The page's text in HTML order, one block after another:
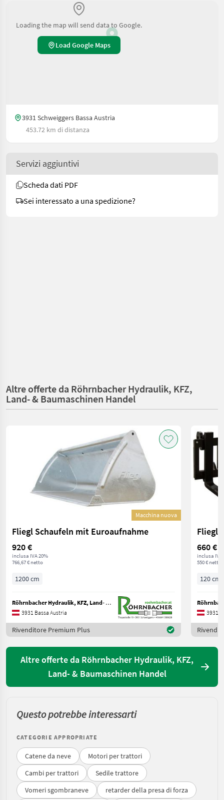
Loading the map will send data to Google.
Load Google Maps
3931 Schweiggers Bassa Austria
453.72 km di distanza
Servizi aggiuntivi
Scheda dati PDF
Sei interessato a una spedizione?
Altre offerte da Röhrnbacher Hydraulik, KFZ,
Land- & Baumaschinen Handel
Macchina nuova
Fliegl Schaufeln mit Euroaufnahme
920 €
inclusa IVA 20%
766,67 € netto
1200 cm
Röhrnbacher Hydraulik, KFZ, Land- & Baumaschinen Handel
3931 Bassa Austria
Rivenditore Premium Plus
660 €
inclusa IVA
550 € netto
120 cm
3931
Altre offerte da Röhrnbacher Hydraulik, KFZ,
Land- & Baumaschinen Handel
Questo potrebbe interessarti
CATEGORIE APPROPRIATE
Catene da neve
Motori per trattori
Cambi per trattori
Sedile trattore
Vomeri sgombraneve
retarder della presa di forza